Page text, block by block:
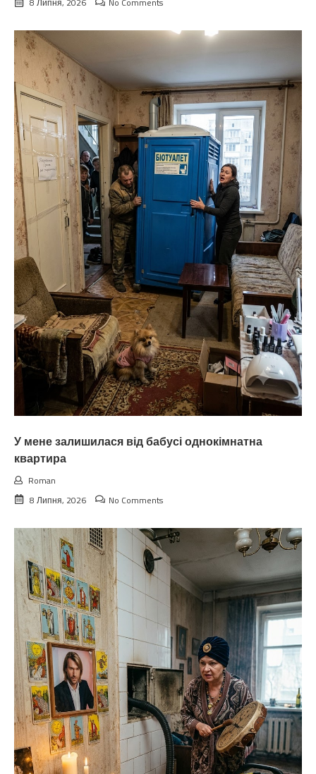
8 Липня, 2026
No Comments
У мене залишилася від бабусі однокімнатна
квартира
Roman
8 Липня, 2026
No Comments